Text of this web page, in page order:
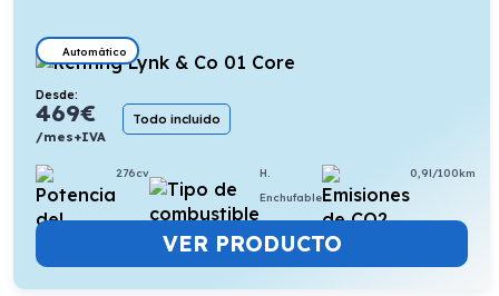
Automático
Desde:
469€
/mes+IVA
Todo incluido
276cv
H.
Enchufable
0,9l/100km
VER PRODUCTO